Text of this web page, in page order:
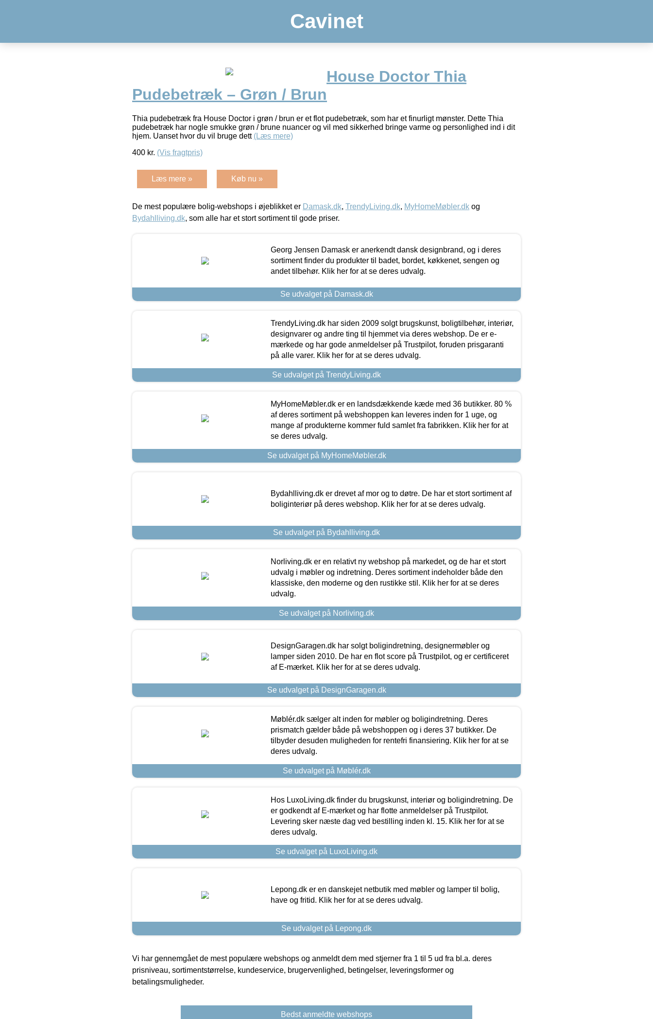
Cavinet
House Doctor Thia
Pudebetræk – Grøn / Brun
Thia pudebetræk fra House Doctor i grøn / brun er et flot pudebetræk, som har et finurligt mønster. Dette Thia
pudebetræk har nogle smukke grøn / brune nuancer og vil med sikkerhed bringe varme og personlighed ind i dit
hjem. Uanset hvor du vil bruge dett (Læs mere)
400 kr. (Vis fragtpris)
Læs mere » Køb nu »
De mest populære bolig-webshops i øjeblikket er Damask.dk, TrendyLiving.dk, MyHomeMøbler.dk og
Bydahlliving.dk, som alle har et stort sortiment til gode priser.
Georg Jensen Damask er anerkendt dansk designbrand, og i deres
sortiment finder du produkter til badet, bordet, køkkenet, sengen og
andet tilbehør. Klik her for at se deres udvalg.
Se udvalget på Damask.dk
TrendyLiving.dk har siden 2009 solgt brugskunst, boligtilbehør, interiør,
designvarer og andre ting til hjemmet via deres webshop. De er e-
mærkede og har gode anmeldelser på Trustpilot, foruden prisgaranti
på alle varer. Klik her for at se deres udvalg.
Se udvalget på TrendyLiving.dk
MyHomeMøbler.dk er en landsdækkende kæde med 36 butikker. 80 %
af deres sortiment på webshoppen kan leveres inden for 1 uge, og
mange af produkterne kommer fuld samlet fra fabrikken. Klik her for at
se deres udvalg.
Se udvalget på MyHomeMøbler.dk
Bydahlliving.dk er drevet af mor og to døtre. De har et stort sortiment af
boliginteriør på deres webshop. Klik her for at se deres udvalg.
Se udvalget på Bydahlliving.dk
Norliving.dk er en relativt ny webshop på markedet, og de har et stort
udvalg i møbler og indretning. Deres sortiment indeholder både den
klassiske, den moderne og den rustikke stil. Klik her for at se deres
udvalg.
Se udvalget på Norliving.dk
DesignGaragen.dk har solgt boligindretning, designermøbler og
lamper siden 2010. De har en flot score på Trustpilot, og er certificeret
af E-mærket. Klik her for at se deres udvalg.
Se udvalget på DesignGaragen.dk
Møblér.dk sælger alt inden for møbler og boligindretning. Deres
prismatch gælder både på webshoppen og i deres 37 butikker. De
tilbyder desuden muligheden for rentefri finansiering. Klik her for at se
deres udvalg.
Se udvalget på Møblér.dk
Hos LuxoLiving.dk finder du brugskunst, interiør og boligindretning. De
er godkendt af E-mærket og har flotte anmeldelser på Trustpilot.
Levering sker næste dag ved bestilling inden kl. 15. Klik her for at se
deres udvalg.
Se udvalget på LuxoLiving.dk
Lepong.dk er en danskejet netbutik med møbler og lamper til bolig,
have og fritid. Klik her for at se deres udvalg.
Se udvalget på Lepong.dk
Vi har gennemgået de mest populære webshops og anmeldt dem med stjerner fra 1 til 5 ud fra bl.a. deres
prisniveau, sortimentstørrelse, kundeservice, brugervenlighed, betingelser, leveringsformer og
betalingsmuligheder.
Bedst anmeldte webshops